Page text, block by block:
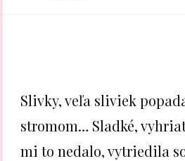
Slivky, veľa sliviek
stromom… Sladké,
mi to nedalo, vytriedila